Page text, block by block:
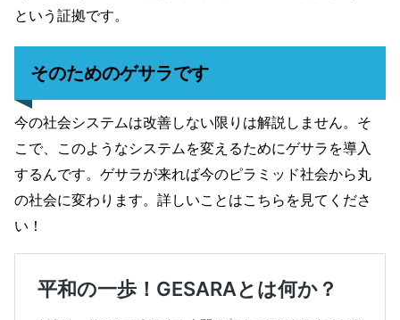
という証拠です。
そのためのゲサラです
今の社会システムは改善しない限りは解説しません。そ
こで、このようなシステムを変えるためにゲサラを導入
するんです。ゲサラが来れば今のピラミッド社会から丸
の社会に変わります。詳しいことはこちらを見てくださ
い！